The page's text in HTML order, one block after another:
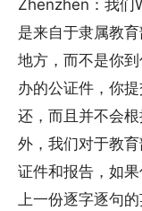
Zhenzhen：我们
是来自于隶属教
地方，而不是你
办的公证件，你
还，而且并不会
外，我们对于教
证件和报告，如
上一份逐字逐句